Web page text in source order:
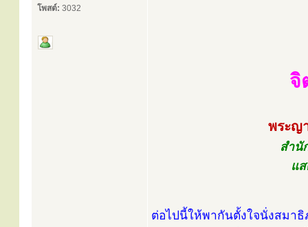
โพสต์: 3032
จิ
พระญ
สำนั
แ
ต่อไปนี้ให้พากันตั้งใจนั่งสมา